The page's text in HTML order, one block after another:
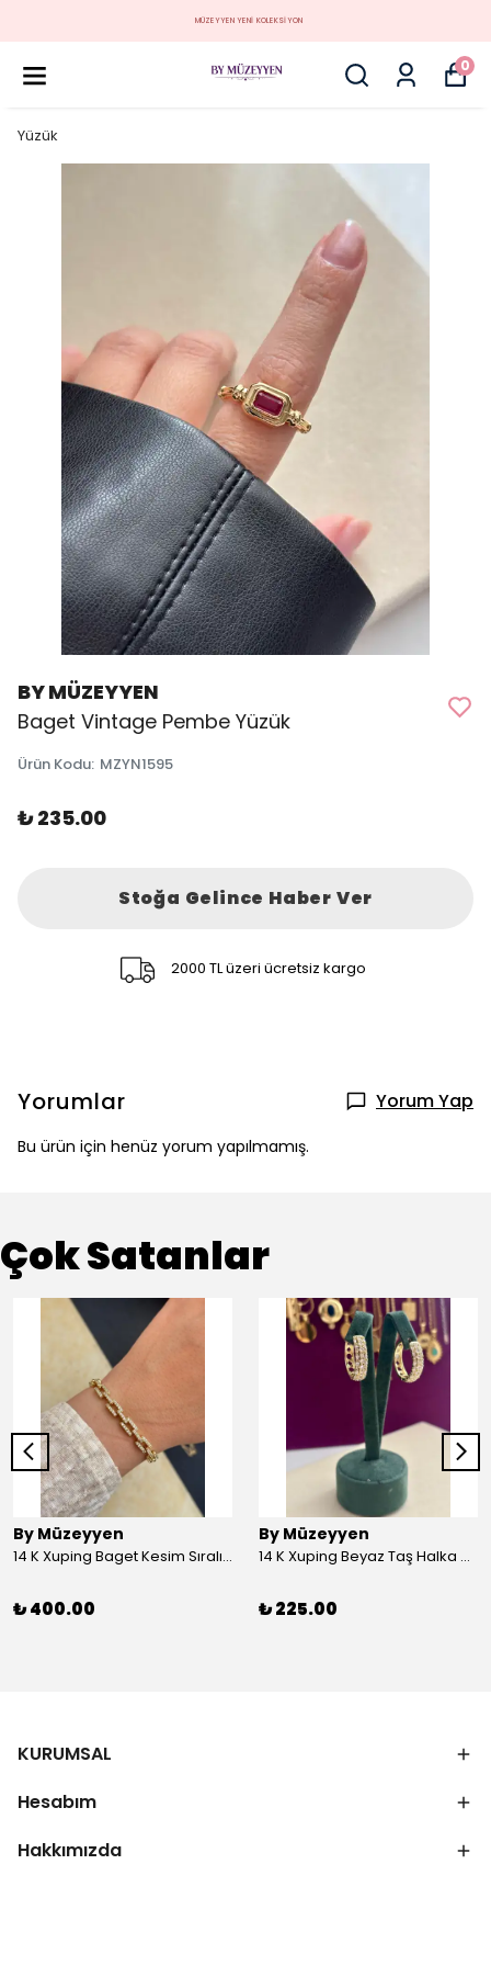
MÜZEYYEN YENİ KOLEKSİYON
0
Yüzük
BY MÜZEYYEN
Baget Vintage Pembe Yüzük
Ürün Kodu: MZYN1595
₺ 235.00
Stoğa Gelince Haber Ver
2000 TL üzeri ücretsiz kargo
Yorumlar Yorum Yap
Bu ürün için henüz yorum yapılmamış.
Çok Satanlar
By Müzeyyen
14 K Xuping Baget Kesim Sıralı Bileklik
₺ 400.00
By Müzeyyen
14 K Xuping Beyaz Taş Halka Küpe
₺ 225.00
KURUMSAL
Hesabım
Hakkımızda